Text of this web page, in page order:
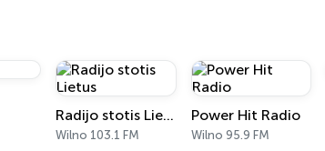
Radijo stotis Lietus
Wilno 103.1 FM
Power Hit Radio
Wilno 95.9 FM